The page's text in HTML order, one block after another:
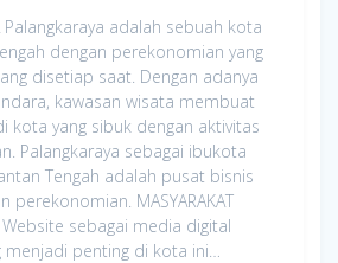
Palangkaraya adalah sebuah kota
dengan perekonomian yang
disetiap saat. Dengan adanya
kawasan wisata membuat
kota yang sibuk dengan aktivitas
Palangkaraya sebagai ibukota
Tengah adalah pusat bisnis
perekonomian. MASYARAKAT
Website sebagai media digital
penting di kota ini…